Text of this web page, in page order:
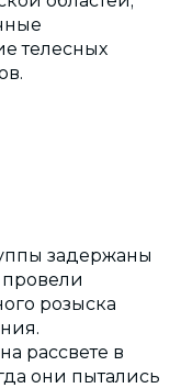
телесных
задержаны
розыска
рассвете в
они пытались